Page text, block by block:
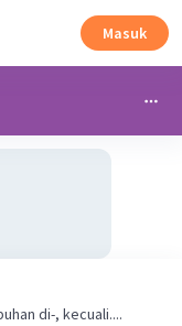
Masuk
di-, kecuali....